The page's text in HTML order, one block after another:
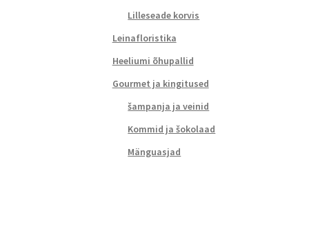
Lilleseade korvis
Leinafloristika
Heeliumi õhupallid
Gourmet ja kingitused
šampanja ja veinid
Kommid ja šokolaad
Mänguasjad